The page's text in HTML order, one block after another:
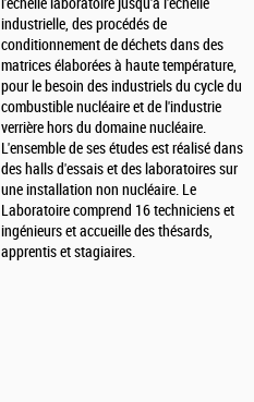
l'échelle laboratoire jusqu'à l'échelle
industrielle, des procédés de
conditionnement de déchets dans des
matrices élaborées à haute température,
pour le besoin des industriels du cycle du
combustible nucléaire et de l'industrie
verrière hors du domaine nucléaire.
L'ensemble de ses études est réalisé dans
des halls d'essais et des laboratoires sur
une installation non nucléaire. Le
Laboratoire comprend 16 techniciens et
ingénieurs et accueille des thésards,
apprentis et stagiaires.